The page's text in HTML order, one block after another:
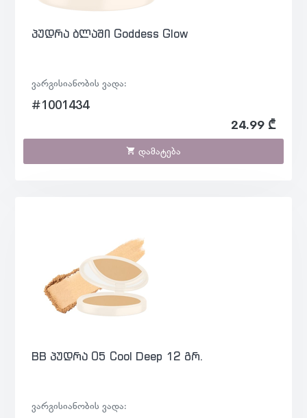
პუდრა ბლაში Goddess Glow
ვარგისიანობის ვადა:
#1001434
24.99 ₾
დამატება
BB პუდრა 05 Cool Deep 12 გრ.
ვარგისიანობის ვადა: